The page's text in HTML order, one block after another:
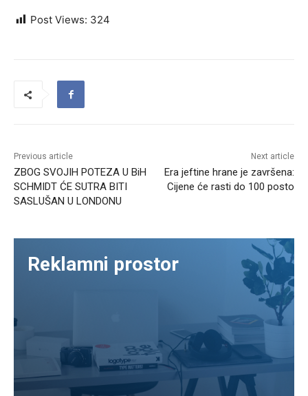
Post Views: 324
Previous article
ZBOG SVOJIH POTEZA U BiH
SCHMIDT ĆE SUTRA BITI
SASLUŠAN U LONDONU
Next article
Era jeftine hrane je završena:
Cijene će rasti do 100 posto
Reklamni prostor